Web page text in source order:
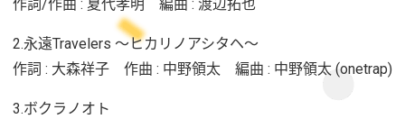
作詞/作曲 : 夏代孝明 編曲 : 渡辺拓也
2.永遠Travelers ～ヒカリノアシタヘ～
作詞 : 大森祥子 作曲 : 中野領太 編曲 : 中野領太 (onetrap)
3.ボクラノオト